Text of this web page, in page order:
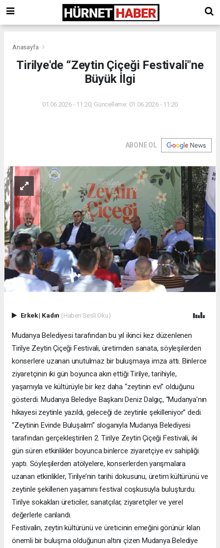
Anasayfa
Tirilye'de “Zeytin Çiçeği Festivali"ne
Büyük İlgi
01.06.2026 - 11:20, Güncelleme: 01.06.2026 - 11:20
ABONE OL
Erkek| Kadın (Haberi Sesli Oku)
Mudanya Belediyesi tarafından bu yıl ikinci kez düzenlenen
Tirilye Zeytin Çiçeği Festivali, üretimden sanata, söyleşilerden
konserlere uzanan unutulmaz bir buluşmaya imza attı. Binlerce
ziyaretçinin iki gün boyunca akın ettiği Tirilye, tarihiyle,
yaşamıyla ve kültürüyle bir kez daha “zeytinin evi” olduğunu
gösterdi. Mudanya Belediye Başkanı Deniz Dalgıç, “Mudanya’nın
hikayesi zeytinle yazıldı, geleceği de zeytinle şekilleniyor” dedi.
“Zeytinin Evinde Buluşalım” sloganıyla Mudanya Belediyesi
tarafından gerçekleştirilen 2. Tirilye Zeytin Çiçeği Festivali, iki
gün süren etkinlikler boyunca binlerce ziyaretçiye ev sahipliği
yaptı. Söyleşilerden atölyelere, konserlerden yarışmalara
uzanan etkinlikler, Tirilye’nin tarihi dokusunu, üretim kültürünü ve
zeytinle şekillenen yaşamını festival coşkusuyla buluşturdu.
Tirilye sokakları üreticiler, sanatçılar, ziyaretçiler ve yerel
değerlerle canlandı.
Festivalin, zeytin kültürünü ve üreticinin emeğini görünür kılan
önemli bir buluşma olduğunun altını çizen Mudanya Belediye